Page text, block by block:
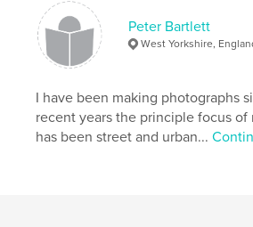
Peter Bartlett
West Yorkshire,
I have been making photographs
recent years the principle focus of
has been street and urban...